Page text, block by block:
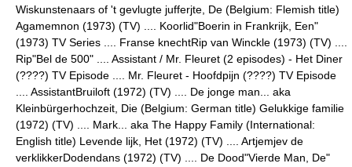
Wiskunstenaars of 't gevlugte jufferjte, De (Belgium: Flemish title)
Agamemnon (1973) (TV) .... Koorlid"Boerin in Frankrijk, Een"
(1973) TV Series .... Franse knechtRip van Winckle (1973) (TV) ....
Rip"Bel de 500" .... Assistant / Mr. Fleuret (2 episodes) - Het Diner
(????) TV Episode .... Mr. Fleuret - Hoofdpijn (????) TV Episode
.... AssistantBruiloft (1972) (TV) .... De jonge man... aka
Kleinbürgerhochzeit, Die (Belgium: German title) Gelukkige familie
(1972) (TV) .... Mark... aka The Happy Family (International:
English title) Levende lijk, Het (1972) (TV) .... Artjemjev de
verklikkerDodendans (1972) (TV) .... De Dood"Vierde Man, De"